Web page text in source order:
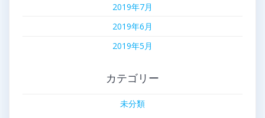
2019年7月
2019年6月
2019年5月
カテゴリー
未分類